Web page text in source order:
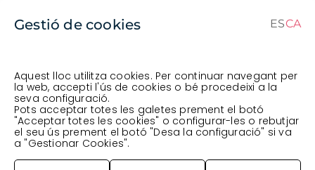
CAES
Comanda en curs (prevista per al) · Transportista
Veure comanda
FLOR TALLADA ROSA SUD-AMÈRICA ROSA IMP. 80CM *BEE SWEET*
Gestió de cookies ESCA
Aquest lloc utilitza cookies. Per continuar navegant per
la web, accepti l'ús de cookies o bé procedeixi a la
seva configuració.
Pots acceptar totes les galetes prement el botó
"Acceptar totes les cookies" o configurar-les o rebutjar
el seu ús prement el botó "Desa la configuració" si va
a "Gestionar Cookies".